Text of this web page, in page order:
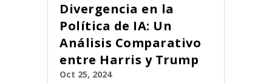
Divergencia en la
Política de IA: Un
Análisis Comparativo
entre Harris y Trump
Oct 25, 2024